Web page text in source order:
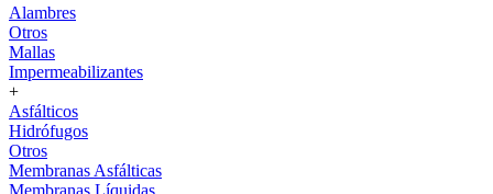
Alambres
Otros
Mallas
Impermeabilizantes
+
Asfálticos
Hidrófugos
Otros
Membranas Asfálticas
Membranas Líquidas